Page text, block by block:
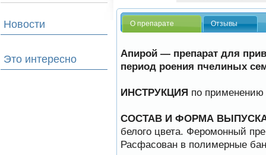
Новости
Это интересно
О препарате Отзывы
Апирой — препарат для
период роения пчелиных
ИНСТРУКЦИЯ по применению
СОСТАВ И ФОРМА
белого цвета. Феромонный
Расфасован в полимерные